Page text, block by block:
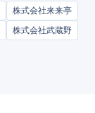
株式会社来来亭
株式会社武蔵野